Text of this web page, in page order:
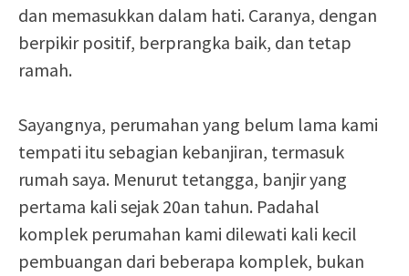
dan memasukkan dalam hati. Caranya, dengan
berpikir positif, berprangka baik, dan tetap
ramah.
Sayangnya, perumahan yang belum lama kami
tempati itu sebagian kebanjiran, termasuk
rumah saya. Menurut tetangga, banjir yang
pertama kali sejak 20an tahun. Padahal
komplek perumahan kami dilewati kali kecil
pembuangan dari beberapa komplek, bukan